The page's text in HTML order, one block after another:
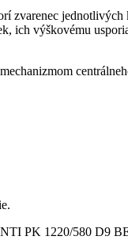
zvarenec
ich výškovému
PK 1220/580 D9